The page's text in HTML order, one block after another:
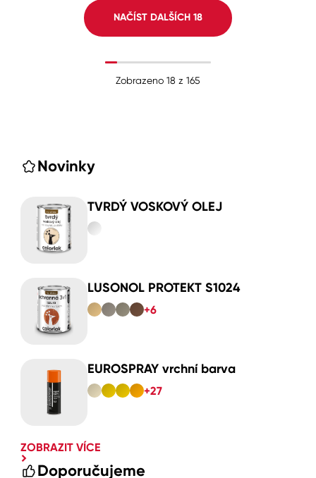
NAČÍST DALŠÍCH 18
Zobrazeno 18 z 165
Novinky
TVRDÝ VOSKOVÝ OLEJ
LUSONOL PROTEKT S1024
+6
EUROSPRAY vrchní barva
+27
ZOBRAZIT VÍCE
Doporučujeme